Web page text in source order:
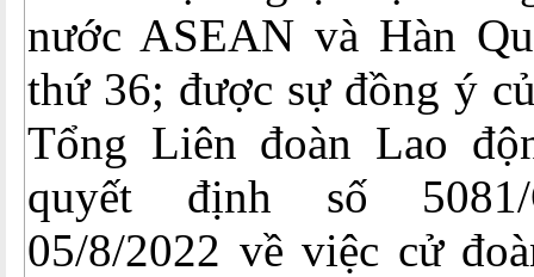
nước ASEAN và Hàn
thứ 36; được sự đồng ý
Tổng Liên đoàn Lao
quyết định số
05/8/2022 về việc cử